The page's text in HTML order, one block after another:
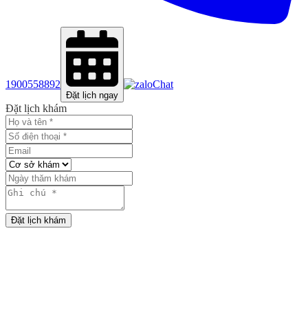
1900558892
Đặt lịch ngay
Chat
Đặt lịch khám
Đặt lịch khám